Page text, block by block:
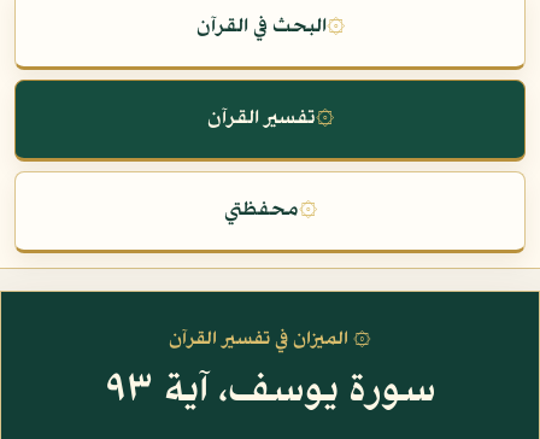
۞البحث في القرآن
۞تفسير القرآن
۞محفظتي
۞ الميزان في تفسير القرآن
سورة يوسف، آية ٩٣